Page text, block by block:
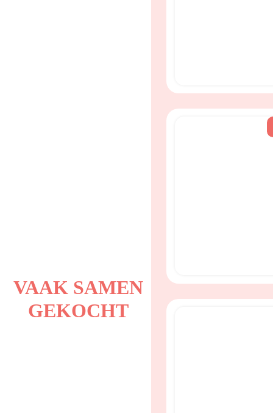
VAAK SAMEN
GEKOCHT